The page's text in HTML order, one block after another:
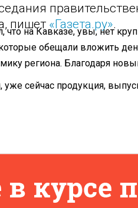
пишет «Газета.ру».
что на Кавказе, увы, нет
обещали вложить
региона. Благодаря
сейчас продукция,